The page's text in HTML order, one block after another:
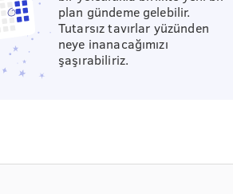
plan gündeme gelebilir.
Tutarsız tavırlar yüzünden
neye inanacağımızı
şaşırabiliriz.